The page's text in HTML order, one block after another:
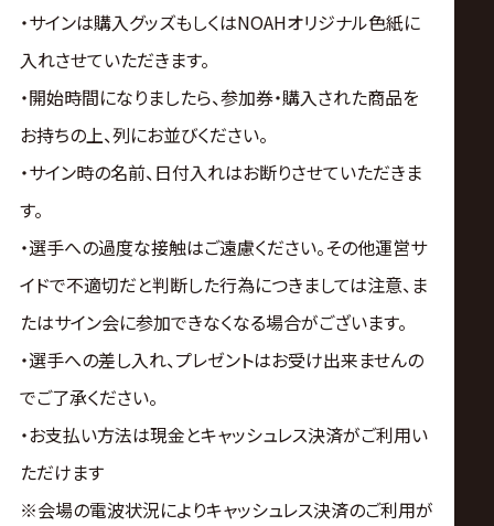
・サインは購入グッズもしくはNOAHオリジナル色紙に
入れさせていただきます。
・開始時間になりましたら、参加券・購入された商品を
お持ちの上、列にお並びください。
・サイン時の名前、日付入れはお断りさせていただきま
す。
・選手への過度な接触はご遠慮ください。その他運営サ
イドで不適切だと判断した行為につきましては注意、ま
たはサイン会に参加できなくなる場合がございます。
・選手への差し入れ、プレゼントはお受け出来ませんの
でご了承ください。
・お支払い方法は現金とキャッシュレス決済がご利用い
ただけます
※会場の電波状況によりキャッシュレス決済のご利用が